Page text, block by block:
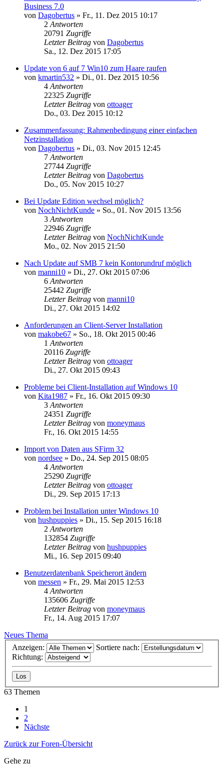
Business 7.0
von Dagobertus » Fr., 11. Dez 2015 10:17
2 Antworten
20791 Zugriffe
Letzter Beitrag von Dagobertus
Sa., 12. Dez 2015 17:05
Update von 6 auf 7 Win10 zum Haare raufen
von kmartin532 » Di., 01. Dez 2015 10:56
4 Antworten
22325 Zugriffe
Letzter Beitrag von ottoager
Do., 03. Dez 2015 10:12
Zusammenfassung: Rahmenbedingung einer einfachen
Netzinstallation
von Dagobertus » Di., 03. Nov 2015 12:45
7 Antworten
27744 Zugriffe
Letzter Beitrag von Dagobertus
Do., 05. Nov 2015 10:27
Bei Update Edition wechsel möglich?
von NochNichtKunde » So., 01. Nov 2015 13:56
3 Antworten
22946 Zugriffe
Letzter Beitrag von NochNichtKunde
Mo., 02. Nov 2015 21:50
Nach Update auf SMB 7 kein Kontorundruf möglich
von manni10 » Di., 27. Okt 2015 07:06
6 Antworten
25442 Zugriffe
Letzter Beitrag von manni10
Di., 27. Okt 2015 14:02
Anforderungen an Client-Server Installation
von makobe67 » So., 18. Okt 2015 00:46
1 Antworten
20116 Zugriffe
Letzter Beitrag von ottoager
Di., 27. Okt 2015 09:43
Probleme bei Client-Installation auf Windows 10
von Kita1987 » Fr., 16. Okt 2015 09:30
3 Antworten
24351 Zugriffe
Letzter Beitrag von moneymaus
Fr., 16. Okt 2015 14:55
Import von Daten aus SFirm 32
von nordsee » Do., 24. Sep 2015 08:05
4 Antworten
25290 Zugriffe
Letzter Beitrag von ottoager
Di., 29. Sep 2015 17:13
Problem bei Installation unter Windows 10
von hushpuppies » Di., 15. Sep 2015 16:18
2 Antworten
132854 Zugriffe
Letzter Beitrag von hushpuppies
Mi., 16. Sep 2015 09:40
Benutzerdatenbank Speicherort ändern
von messen » Fr., 29. Mai 2015 12:53
4 Antworten
135606 Zugriffe
Letzter Beitrag von moneymaus
Fr., 14. Aug 2015 17:07
Neues Thema
Anzeigen:
Sortiere nach:
Richtung:
63 Themen
1
2
Nächste
Zurück zur Foren-Übersicht
Gehe zu